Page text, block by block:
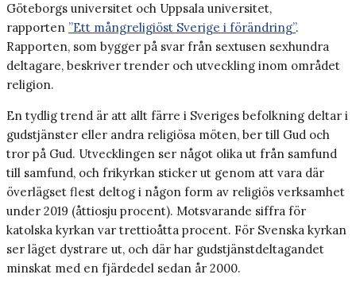
Göteborgs universitet och Uppsala universitet,
rapporten ”Ett mångreligiöst Sverige i förändring”.
Rapporten, som bygger på svar från sextusen sexhundra
deltagare, beskriver trender och utveckling inom området
religion.
En tydlig trend är att allt färre i Sveriges befolkning deltar i
gudstjänster eller andra religiösa möten, ber till Gud och
tror på Gud. Utvecklingen ser något olika ut från samfund
till samfund, och frikyrkan sticker ut genom att vara där
överlägset flest deltog i någon form av religiös verksamhet
under 2019 (åttiosju procent). Motsvarande siffra för
katolska kyrkan var trettioåtta procent. För Svenska kyrkan
ser läget dystrare ut, och där har gudstjänstdeltagandet
minskat med en fjärdedel sedan år 2000.